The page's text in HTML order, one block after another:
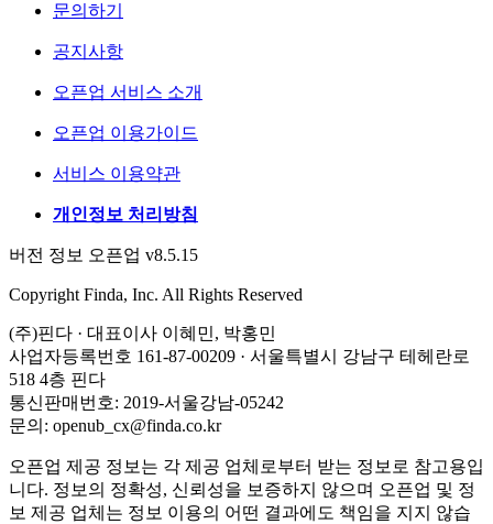
문의하기
공지사항
오픈업 서비스 소개
오픈업 이용가이드
서비스 이용약관
개인정보 처리방침
버전 정보 오픈업 v8.5.15
Copyright Finda, Inc. All Rights Reserved
(주)핀다 · 대표이사 이혜민, 박홍민
사업자등록번호 161-87-00209 · 서울특별시 강남구 테헤란로
518 4층 핀다
통신판매번호: 2019-서울강남-05242
문의: openub_cx@finda.co.kr
오픈업 제공 정보는 각 제공 업체로부터 받는 정보로 참고용입
니다. 정보의 정확성, 신뢰성을 보증하지 않으며 오픈업 및 정
보 제공 업체는 정보 이용의 어떤 결과에도 책임을 지지 않습